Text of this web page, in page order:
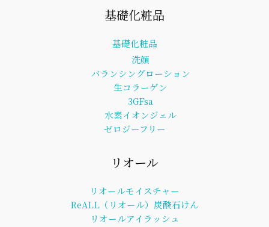
基礎化粧品
基礎化粧品
洗顔
バランシングローション
生コラーゲン
3GFsa
水素イオンジェル
ゼロジーフリー
リオール
リオールモイスチャー
ReALL（リオール）炭酸石けん
リオールアイラッシュ